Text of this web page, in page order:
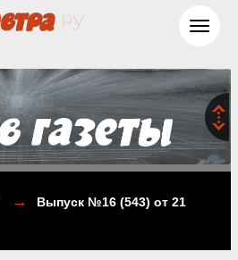
→ Выпуск №16 (543) от 21